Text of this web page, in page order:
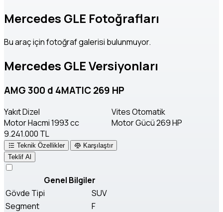
Mercedes GLE Fotoğrafları
Bu araç için fotoğraf galerisi bulunmuyor.
Mercedes GLE Versiyonları
AMG 300 d 4MATIC 269 HP
YakıtDizel VitesOtomatik
Motor Hacmi1993 cc Motor Gücü269 HP
9.241.000 TL
Teknik Özellikler
Karşılaştır
Teklif Al
Genel Bilgiler
Gövde Tipi
SUV
Segment
F